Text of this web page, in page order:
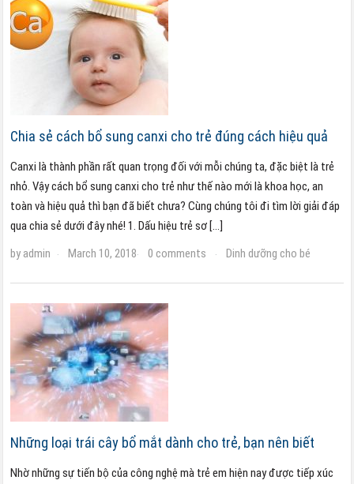
Chia sẻ cách bổ sung canxi cho trẻ đúng cách hiệu quả
Canxi là thành phần rất quan trọng đối với mỗi chúng ta, đặc biệt là trẻ
nhỏ. Vậy cách bổ sung canxi cho trẻ như thế nào mới là khoa học, an
toàn và hiệu quả thì bạn đã biết chưa? Cùng chúng tôi đi tìm lời giải đáp
qua chia sẻ dưới đây nhé! 1. Dấu hiệu trẻ sơ […]
by admin · March 10, 2018· 0 comments · Dinh dưỡng cho bé
Những loại trái cây bổ mắt dành cho trẻ, bạn nên biết
Nhờ những sự tiến bộ của công nghệ mà trẻ em hiện nay được tiếp xúc